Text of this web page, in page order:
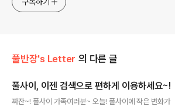
구독하기
풀반장's Letter 의 다른 글
풀사이, 이젠 검색으로 편하게 이용하세요~!
짜잔~! 풀사이 가족여러분~ 오늘! 풀사이에 작은 변화가